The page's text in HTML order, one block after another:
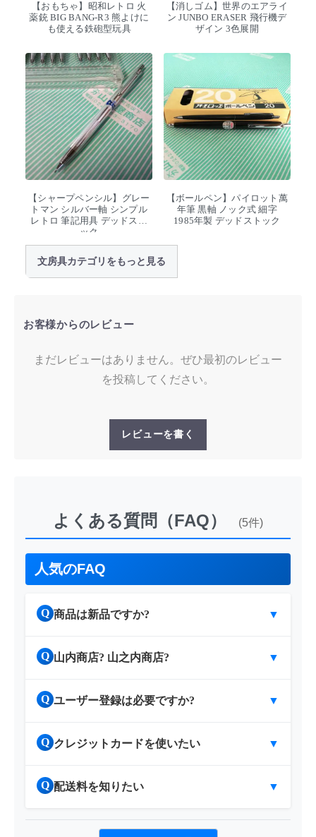
【おもちゃ】昭和レトロ 火
薬銃 BIG BANG-R3 熊よけに
も使える鉄砲型玩具
【消しゴム】世界のエアライ
ン JUNBO ERASER 飛行機デ
ザイン 3色展開
【シャープペンシル】グレー
トマン シルバー軸 シンプル
レトロ 筆記用具 デッドスト
ック
【ボールペン】パイロット萬
年筆 黒軸 ノック式 細字
1985年製 デッドストック
文房具カテゴリをもっと見る
お客様からのレビュー
まだレビューはありません。ぜひ最初のレビュー
を投稿してください。
レビューを書く
よくある質問（FAQ） (5件)
人気のFAQ
Q 商品は新品ですか? ▼
Q 山内商店? 山之内商店? ▼
Q ユーザー登録は必要ですか? ▼
Q クレジットカードを使いたい ▼
Q 配送料を知りたい ▼